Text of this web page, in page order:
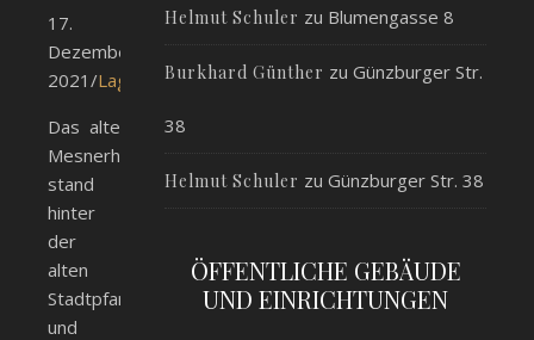
17.
Dezember
2021/Lageplan
Das alte
Mesnerhaus
stand
hinter
der
alten
Stadtpfarrkirche
und
Helmut Schuler zu Blumengasse 8
Burkhard Günther zu Günzburger Str.
38
Helmut Schuler zu Günzburger Str. 38
ÖFFENTLICHE GEBÄUDE
UND EINRICHTUNGEN